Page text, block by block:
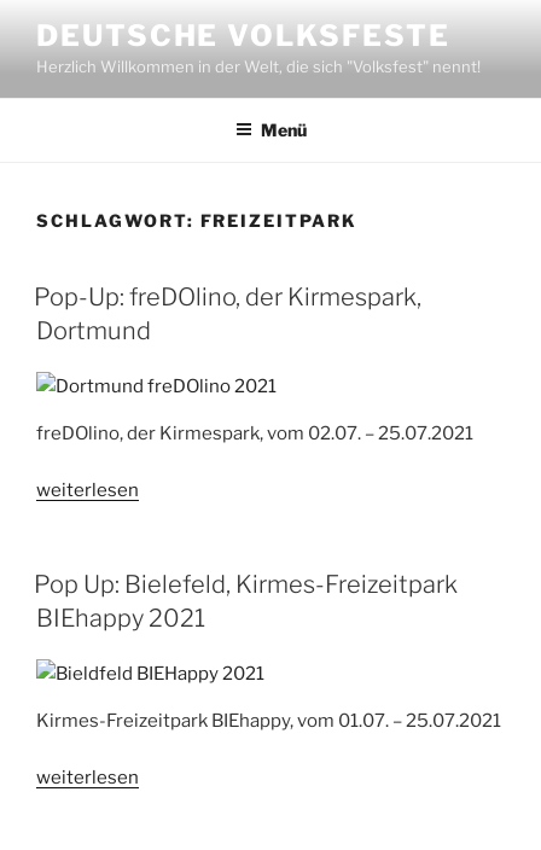
Inhalt
springen
DEUTSCHE VOLKSFESTE
Herzlich Willkommen in der Welt, die sich "Volksfest" nennt!
Menü
SCHLAGWORT: FREIZEITPARK
Pop-Up: freDOlino, der Kirmespark,
Dortmund
freDOlino, der Kirmespark, vom 02.07. – 25.07.2021
„Pop-
der
Kirmespark,
Dortmund“
weiterlesen
Pop Up: Bielefeld, Kirmes-Freizeitpark
BIEhappy 2021
Kirmes-Freizeitpark BIEhappy, vom 01.07. – 25.07.2021
„Pop
weiterlesen